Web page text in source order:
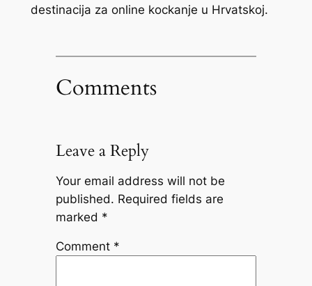
destinacija za online kockanje u Hrvatskoj.
Comments
Leave a Reply
Your email address will not be
published. Required fields are
marked *
Comment *